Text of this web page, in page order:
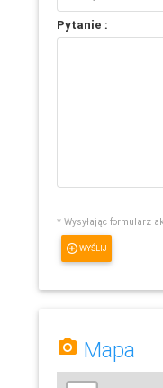
Pytanie :
* Wysyłając formularz
WYŚLIJ
Mapa